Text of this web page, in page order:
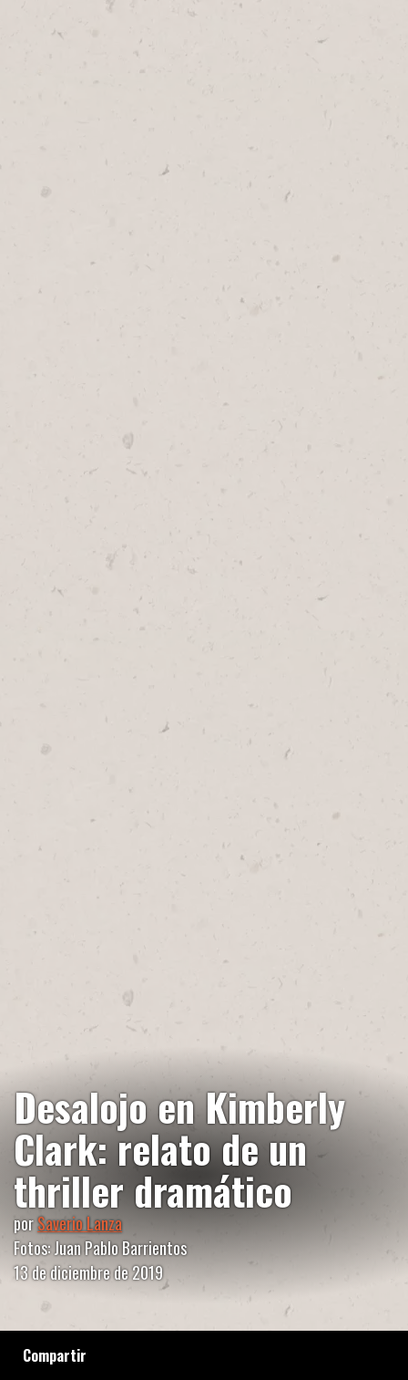
Compartir
Desalojo en Kimberly
Clark: relato de un
thriller dramático
porSaverio Lanza
Fotos: Juan Pablo Barrientos
13 de diciembre de 2019